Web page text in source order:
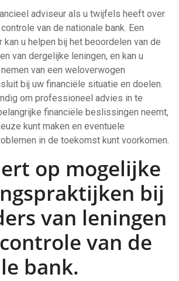
adviseur als u twijfels heeft over
van de nationale bank. Een
u helpen bij het beoordelen van de
van dergelijke leningen, en kan u
van een weloverwogen
bij uw financiële situatie en doelen.
om professioneel advies in te
financiële beslissingen neemt,
kunt maken en eventuele
in de toekomst kunt voorkomen.
op mogelijke
bij
van leningen
van de
bank.